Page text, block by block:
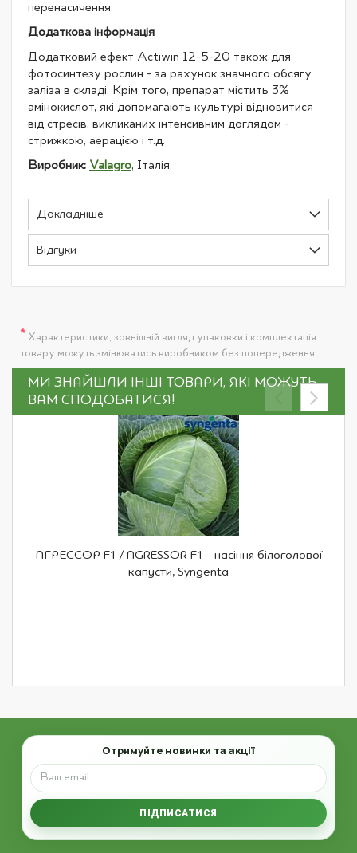
перенасичення.
Додаткова інформація
Додатковий ефект Actiwin 12-5-20 також для
фотосинтезу рослин - за рахунок значного обсягу
заліза в складі. Крім того, препарат містить 3%
амінокислот, які допомагають культурі відновитися
від стресів, викликаних інтенсивним доглядом -
стрижкою, аерацією і т.д.
Виробник: Valagro, Італія.
Докладніше
Відгуки
* Характеристики, зовнішній вигляд упаковки і комплектація
товару можуть змінюватись виробником без попередження.
МИ ЗНАЙШЛИ ІНШІ ТОВАРИ, ЯКІ МОЖУТЬ
ВАМ СПОДОБАТИСЯ!
АГРЕССОР F1 / AGRESSOR F1 - насіння білоголової
капусти, Syngenta
Email
Отримуйте новинки та акції
ПІДПИСАТИСЯ